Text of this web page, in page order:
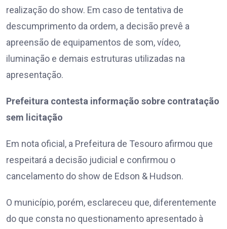
realização do show. Em caso de tentativa de
descumprimento da ordem, a decisão prevê a
apreensão de equipamentos de som, vídeo,
iluminação e demais estruturas utilizadas na
apresentação.
Prefeitura contesta informação sobre contratação
sem licitação
Em nota oficial, a Prefeitura de Tesouro afirmou que
respeitará a decisão judicial e confirmou o
cancelamento do show de Edson & Hudson.
O município, porém, esclareceu que, diferentemente
do que consta no questionamento apresentado à